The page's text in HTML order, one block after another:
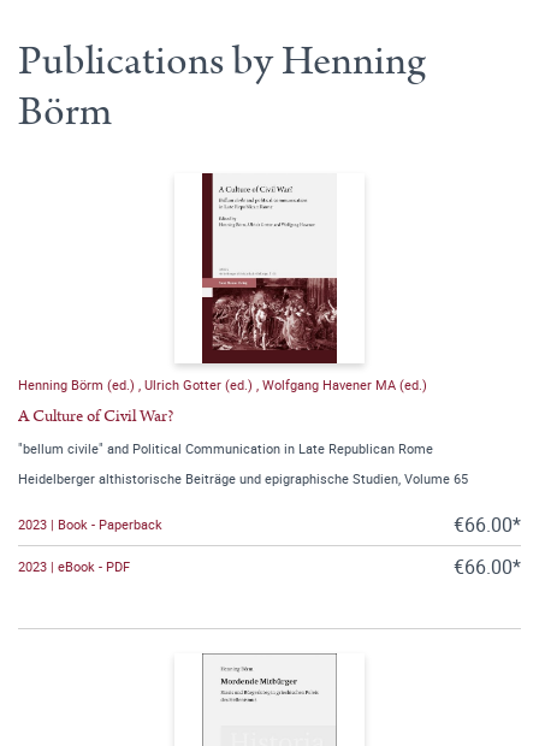
Publications by Henning
Börm
Henning Börm (ed.) Ulrich Gotter (ed.) Wolfgang Havener MA (ed.)
A Culture of Civil War?
"bellum civile" and Political Communication in Late Republican Rome
Heidelberger althistorische Beiträge und epigraphische Studien, Volume 65
2023 | Book - Paperback €66.00*
2023 | eBook - PDF €66.00*